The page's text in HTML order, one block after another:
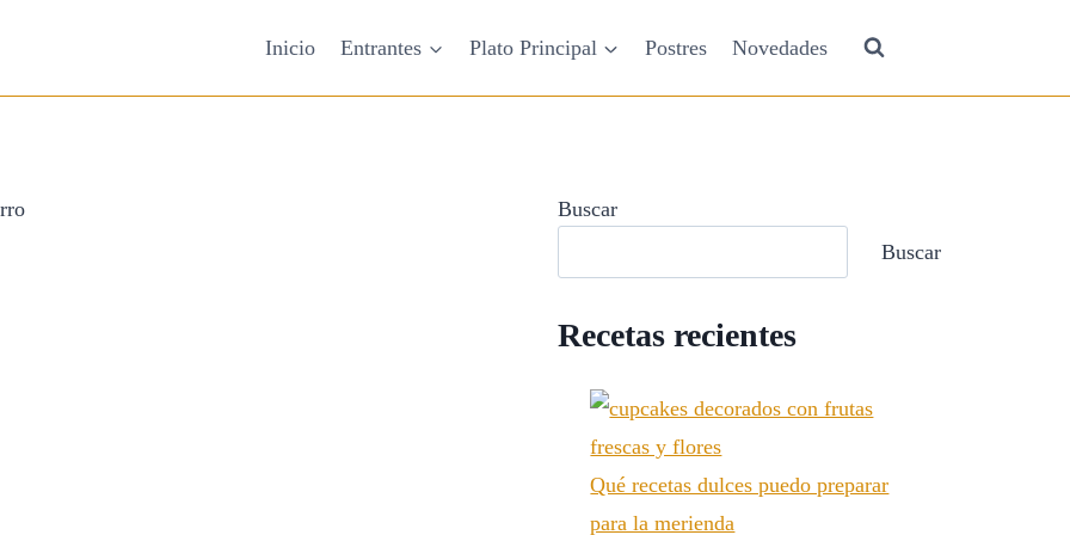
Inicio Entrantes Plato Principal Postres Novedades
Buscar
Buscar
Recetas recientes
Qué recetas dulces puedo preparar
para la merienda